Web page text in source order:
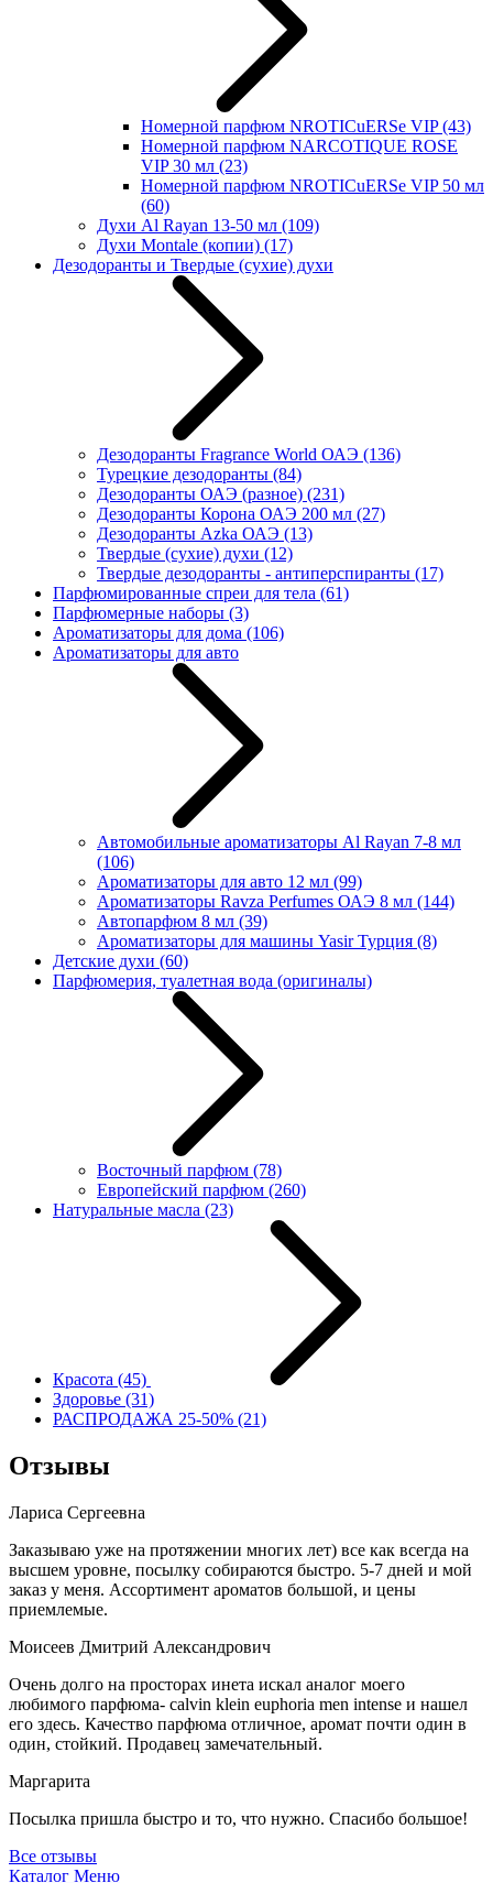
Номерной парфюм NROTICuERSe VIP(43)
Номерной парфюм NARCOTIQUE ROSE
VIP 30 мл (23)
Номерной парфюм NROTICuERSe VIP 50 мл
(60)
Духи Al Rayan 13-50 мл (109)
Духи Montale (копии) (17)
Дезодоранты и Твердые (сухие) духи
Дезодоранты Fragrance World ОАЭ (136)
Турецкие дезодоранты (84)
Дезодоранты ОАЭ (разное) (231)
Дезодоранты Корона ОАЭ 200 мл (27)
Дезодоранты Azka ОАЭ (13)
Твердые (сухие) духи (12)
Твердые дезодоранты - антиперспиранты (17)
Парфюмированные спреи для тела (61)
Парфюмерные наборы (3)
Ароматизаторы для дома (106)
Ароматизаторы для авто
Автомобильные ароматизаторы Al Rayan 7-8 мл
(106)
Ароматизаторы для авто 12 мл (99)
Ароматизаторы Ravza Perfumes ОАЭ 8 мл (144)
Автопарфюм 8 мл (39)
Ароматизаторы для машины Yasir Турция (8)
Детские духи (60)
Парфюмерия, туалетная вода (оригиналы)
Восточный парфюм (78)
Европейский парфюм (260)
Натуральные масла (23)
Красота (45)
Здоровье (31)
РАСПРОДАЖА 25-50% (21)
Отзывы
Лариса Сергеевна
Заказываю уже на протяжении многих лет) все как всегда на
высшем уровне, посылку собираются быстро. 5-7 дней и мой
заказ у меня. Ассортимент ароматов большой, и цены
приемлемые.
Моисеев Дмитрий Александрович
Очень долго на просторах инета искал аналог моего
любимого парфюма- calvin klein euphoria men intense и нашел
его здесь. Качество парфюма отличное, аромат почти один в
один, стойкий. Продавец замечательный.
Маргарита
Посылка пришла быстро и то, что нужно. Спасибо большое!
Все отзывы
Каталог Меню